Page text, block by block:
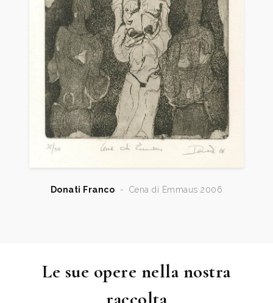
Donati Franco - Cena di Emmaus 2006
Le sue opere nella nostra